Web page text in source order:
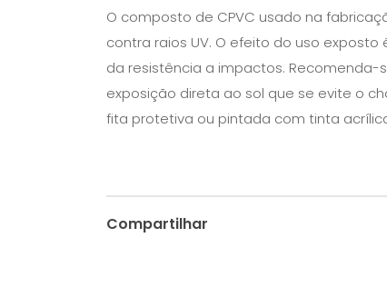
O composto de CPVC usado na
contra raios UV. O efeito do uso
da resistência a impactos.
exposição direta ao sol que se evite o
fita protetiva ou pintada com tinta
Compartilhar